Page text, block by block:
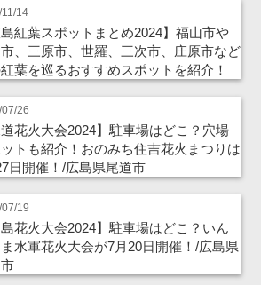
14
島紅葉スポットまとめ2024】福山市や
、三原市、世羅、三次市、庄原市など
葉を巡るおすすめスポットを紹介！
26
道花火大会2024】駐車場はどこ？穴場
トも紹介！おのみち住吉花火まつりは
日開催！/広島県尾道市
19
島花火大会2024】駐車場はどこ？いん
水軍花火大会が7月20日開催！/広島県